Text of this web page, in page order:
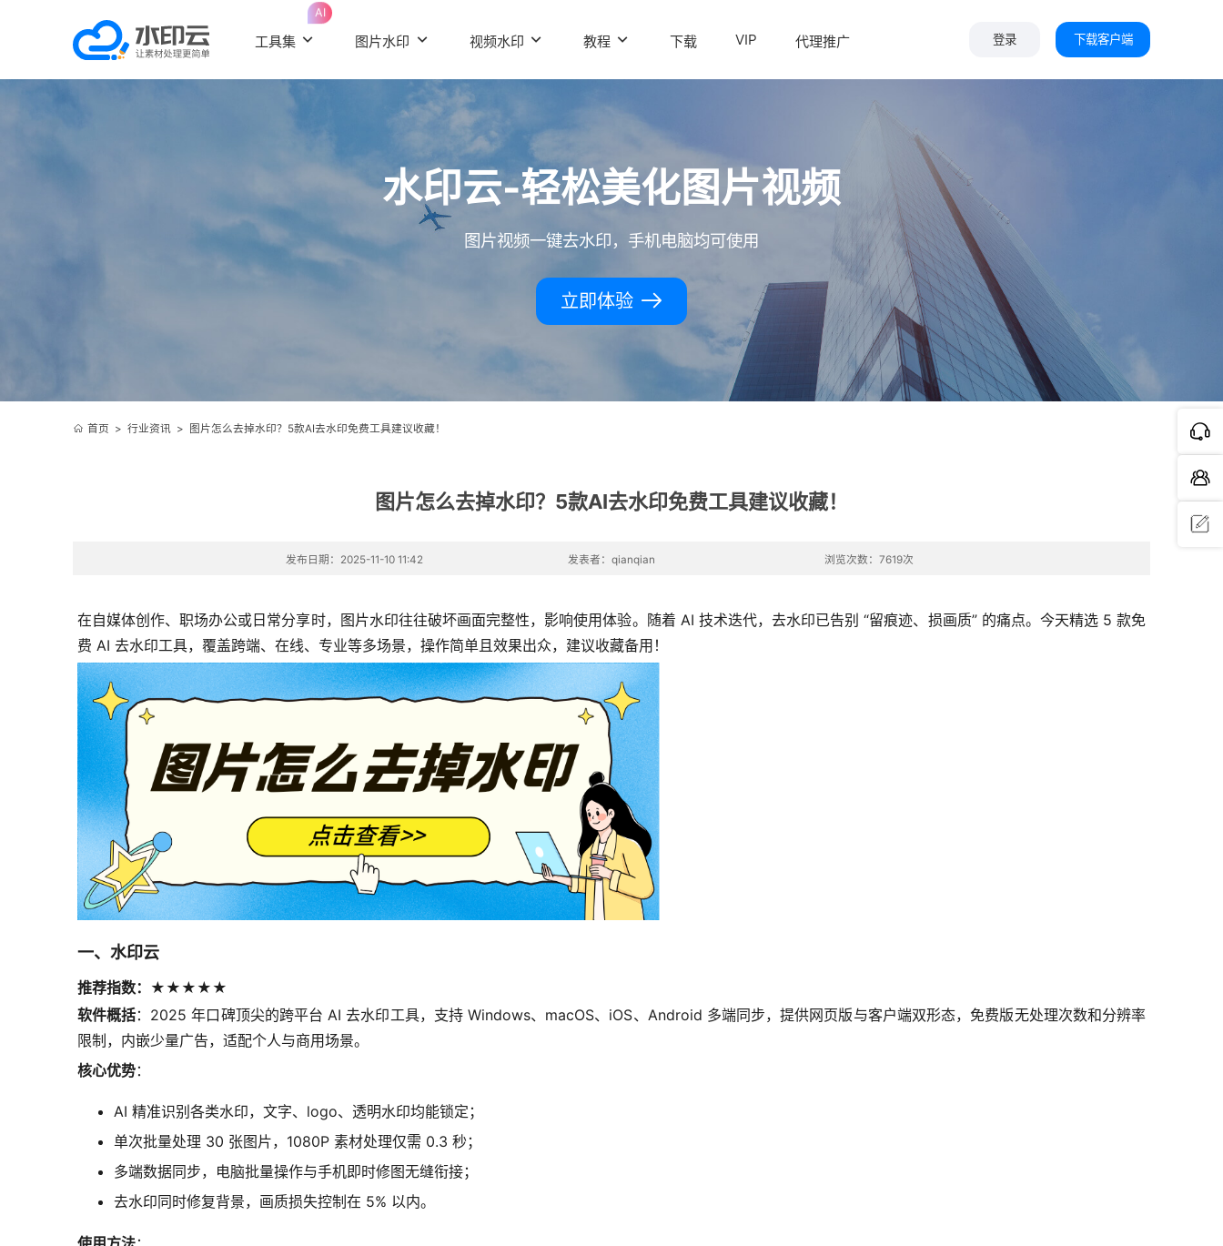
工具集
AI
图片水印 视频水印 教程 下载 VIP 代理推广 登录 下载客户端
水印云-轻松美化图片视频
图片视频一键去水印，手机电脑均可使用
立即体验
首页 > 行业资讯> 图片怎么去掉水印？5款AI去水印免费工具建议收藏！
图片怎么去掉水印？5款AI去水印免费工具建议收藏！
发布日期：2025-11-10 11:42 发表者：qianqian 浏览次数：7619次
在自媒体创作、职场办公或日常分享时，图片水印往往破坏画面完整性，影响使用体验。随着 AI 技术迭代，去水印已告别 “留痕迹、损画质” 的痛点。今天精选 5 款免
费 AI 去水印工具，覆盖跨端、在线、专业等多场景，操作简单且效果出众，建议收藏备用！
一、水印云
推荐指数：★★★★★
软件概括：2025 年口碑顶尖的跨平台 AI 去水印工具，支持 Windows、macOS、iOS、Android 多端同步，提供网页版与客户端双形态，免费版无处理次数和分辨率
限制，内嵌少量广告，适配个人与商用场景。
核心优势：
AI 精准识别各类水印，文字、logo、透明水印均能锁定；
单次批量处理 30 张图片，1080P 素材处理仅需 0.3 秒；
多端数据同步，电脑批量操作与手机即时修图无缝衔接；
去水印同时修复背景，画质损失控制在 5% 以内。